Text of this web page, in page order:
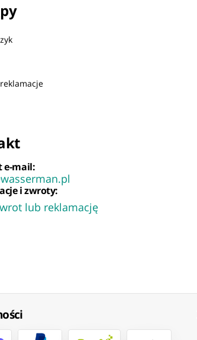
e-mail:
i zwroty:
lub reklamację